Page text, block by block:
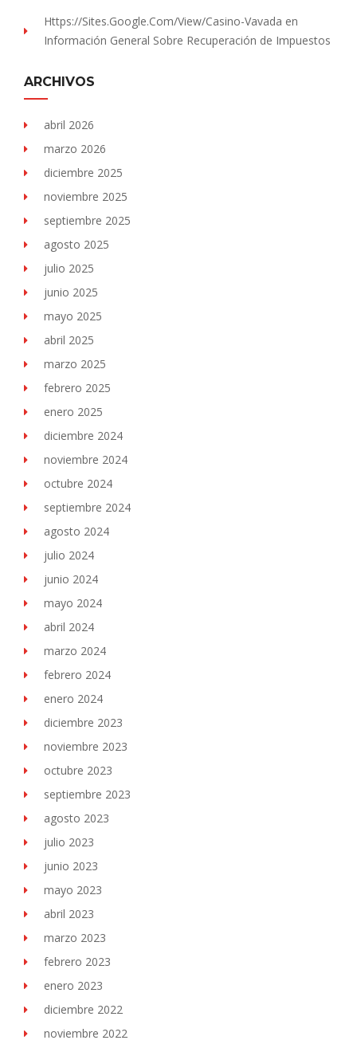
Https://sites.Google.com/view/Casino-Vavada en
Información General Sobre Recuperación de Impuestos
ARCHIVOS
abril 2026
marzo 2026
diciembre 2025
noviembre 2025
septiembre 2025
agosto 2025
julio 2025
junio 2025
mayo 2025
abril 2025
marzo 2025
febrero 2025
enero 2025
diciembre 2024
noviembre 2024
octubre 2024
septiembre 2024
agosto 2024
julio 2024
junio 2024
mayo 2024
abril 2024
marzo 2024
febrero 2024
enero 2024
diciembre 2023
noviembre 2023
octubre 2023
septiembre 2023
agosto 2023
julio 2023
junio 2023
mayo 2023
abril 2023
marzo 2023
febrero 2023
enero 2023
diciembre 2022
noviembre 2022